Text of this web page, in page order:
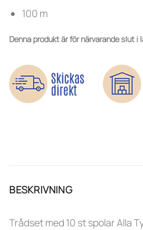
100 m
Denna produkt är för närvarande slut
BESKRIVNING
Trådset med 10 st spolar Alla